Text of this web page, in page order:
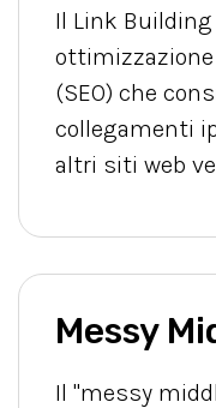
Il Link
(SEO) che
collegamenti
altri siti web
Messy
Il "messy